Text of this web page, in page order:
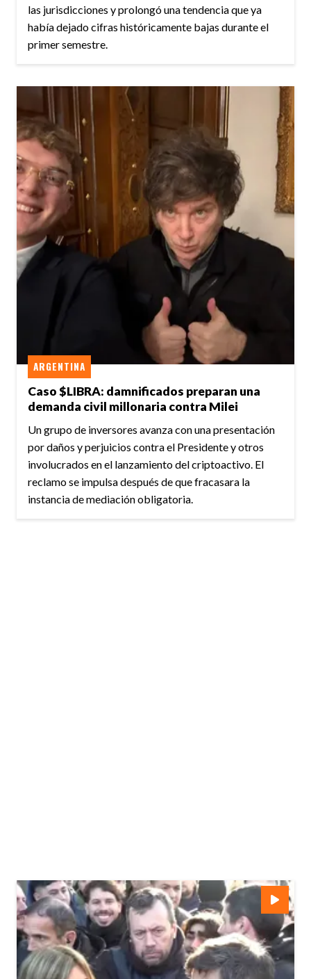
las jurisdicciones y prolongó una tendencia que ya
había dejado cifras históricamente bajas durante el
primer semestre.
Caso $LIBRA: damnificados preparan una
demanda civil millonaria contra Milei
ARGENTINA
Un grupo de inversores avanza con una presentación
por daños y perjuicios contra el Presidente y otros
involucrados en el lanzamiento del criptoactivo. El
reclamo se impulsa después de que fracasara la
instancia de mediación obligatoria.